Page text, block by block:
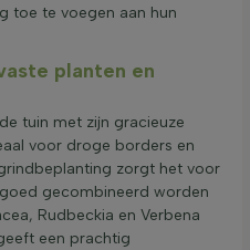
toe te voegen aan hun
planten en
tuin met zijn gracieuze
voor droge borders en
zorgt het voor
gecombineerd worden
Rudbeckia en Verbena
een prachtig